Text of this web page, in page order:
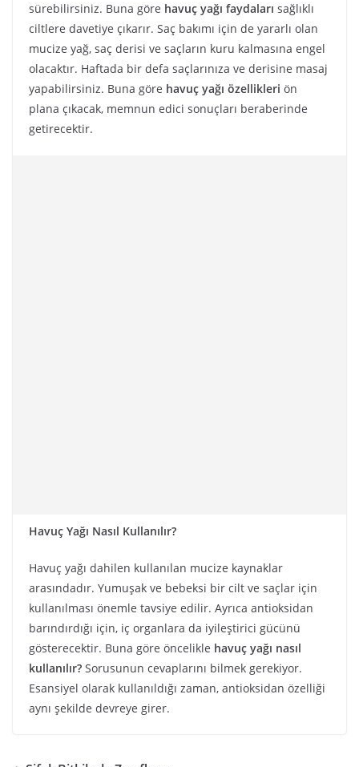
sürebilirsiniz. Buna göre havuç yağı faydaları sağlıklı
ciltlere davetiye çıkarır. Saç bakımı için de yararlı olan
mucize yağ, saç derisi ve saçların kuru kalmasına engel
olacaktır. Haftada bir defa saçlarınıza ve derisine masaj
yapabilirsiniz. Buna göre havuç yağı özellikleri ön
plana çıkacak, memnun edici sonuçları beraberinde
getirecektir.
Havuç Yağı Nasıl Kullanılır?
Havuç yağı dahilen kullanılan mucize kaynaklar
arasındadır. Yumuşak ve bebeksi bir cilt ve saçlar için
kullanılması önemle tavsiye edilir. Ayrıca antioksidan
barındırdığı için, iç organlara da iyileştirici gücünü
gösterecektir. Buna göre öncelikle havuç yağı nasıl
kullanılır? Sorusunun cevaplarını bilmek gerekiyor.
Esansiyel olarak kullanıldığı zaman, antioksidan özelliği
aynı şekilde devreye girer.